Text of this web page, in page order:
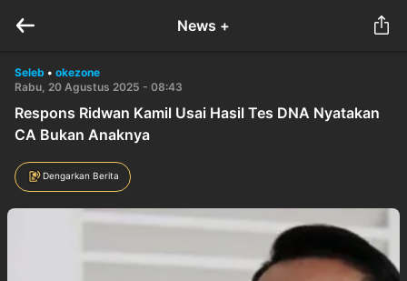
News +
Seleb • okezone
Rabu, 20 Agustus 2025 - 08:43
Respons Ridwan Kamil Usai Hasil Tes DNA Nyatakan
CA Bukan Anaknya
Dengarkan Berita